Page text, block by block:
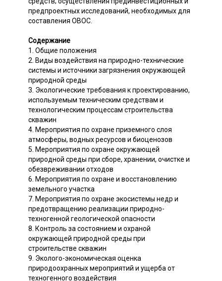
предпроектных исследований, необходимых для
составления ОВОС.
Содержание
1. Общие положения
2. Виды воздействия на природно-технические
системы и источники загрязнения окружающей
природной среды
3. Экологические требования к проектированию,
используемым техническим средствам и
технологическим процессам строительства
скважин
4. Мероприятия по охране приземного слоя
атмосферы, водных ресурсов и биоценозов
5. Мероприятия по охране окружающей
природной среды при сборе, хранении, очистке и
обезвреживании отходов
6. Мероприятия по охране и восстановлению
земельного участка
7. Мероприятия по охране экосистемы недр и
предотвращению реализации природно-
техногенной геологической опасности
8. Контроль за состоянием и охраной
окружающей природной среды при
строительстве скважин
9. Эколого-экономическая оценка
природоохранных мероприятий и ущерба от
техногенного воздействия